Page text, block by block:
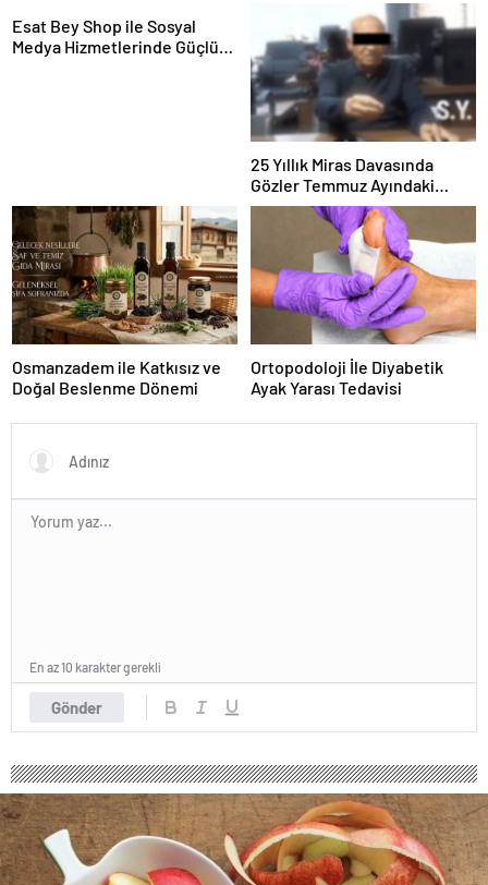
Esat Bey Shop ile Sosyal
Medya Hizmetlerinde Güçlü
25 Yıllık Miras Davasında
Gözler Temmuz Ayındaki
Karar Duruşmasına Çevrildi
Osmanzadem ile Katkısız ve
Doğal Beslenme Dönemi
Ortopodoloji İle Diyabetik
Ayak Yarası Tedavisi
Gönder
En az 10 karakter gerekli